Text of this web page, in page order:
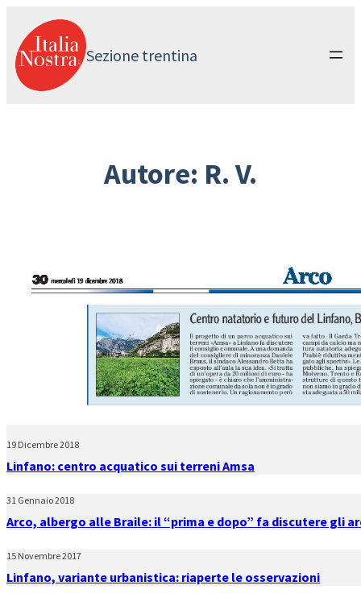
contenuto
Sezione trentina
Autore: R. V.
19 Dicembre 2018
Linfano: centro acquatico sui terreni Amsa
31 Gennaio 2018
Arco, albergo alle Braile: il “prima e dopo” fa discutere gli
15 Novembre 2017
Linfano, variante urbanistica: riaperte le osservazioni